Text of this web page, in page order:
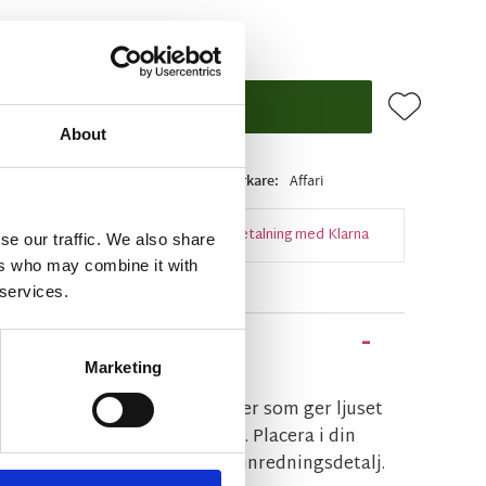
About
our traffic. We also share
who may combine it with
Marketing
KÖP Lägg till i
Tillverkare Affari
Snabba leveranser Enkel betalning med Klarna
färg med ett rillat mönster som ger ljuset
har en brinntid på ca 55h. Placera i din
ljusstake för en riktigt fin inredningsdetalj.